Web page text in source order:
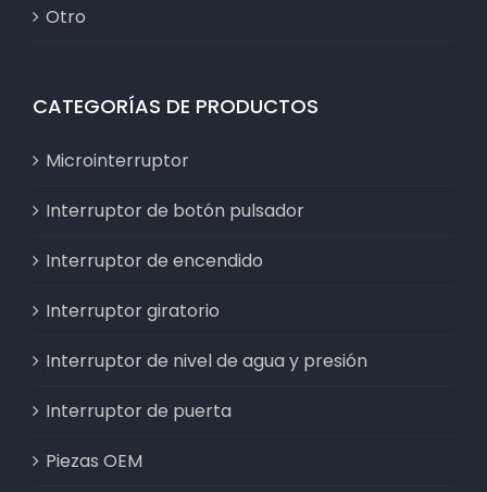
Otro
CATEGORÍAS DE PRODUCTOS
Microinterruptor
Interruptor de botón pulsador
Interruptor de encendido
Interruptor giratorio
Interruptor de nivel de agua y presión
Interruptor de puerta
Piezas OEM